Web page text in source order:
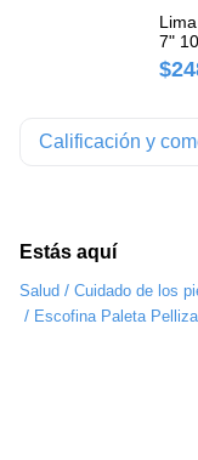
Estás aquí
Salud / Cuidado de los
/ Escofina Paleta
7"
1
Calificación y